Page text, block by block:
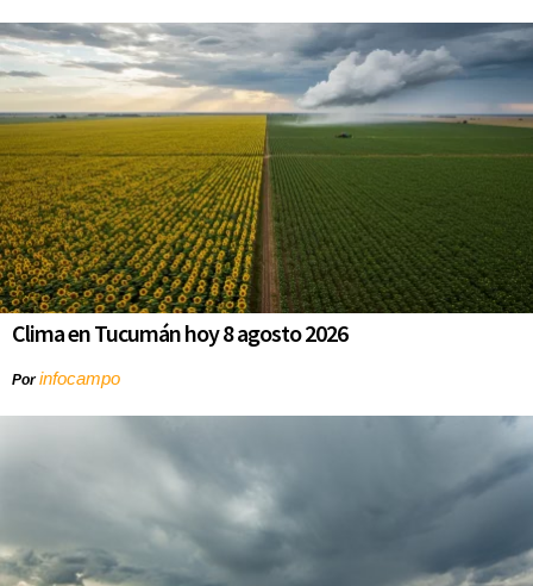
Clima en Tucumán hoy 8 agosto 2026
Porinfocampo